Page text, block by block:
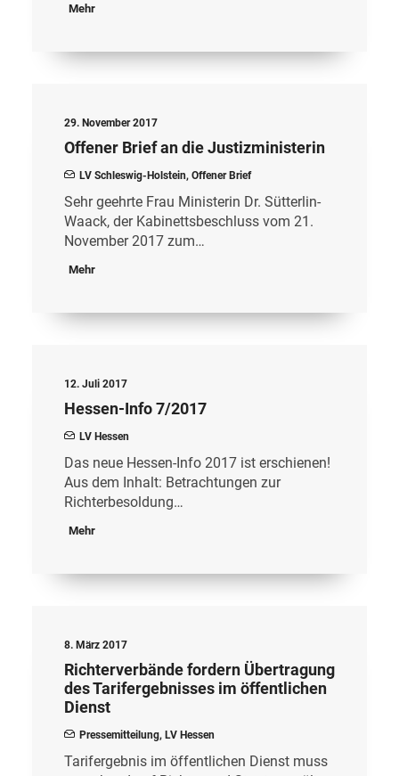
Mehr
29. November 2017
Offener Brief an die Justizministerin
LV Schleswig-Holstein, Offener Brief
Sehr geehrte Frau Ministerin Dr. Sütterlin-
Waack, der Kabinettsbeschluss vom 21.
November 2017 zum…
Mehr
12. Juli 2017
Hessen-Info 7/2017
LV Hessen
Das neue Hessen-Info 2017 ist erschienen!
Aus dem Inhalt: Betrachtungen zur
Richterbesoldung…
Mehr
8. März 2017
Richterverbände fordern Übertragung
des Tarifergebnisses im öffentlichen
Dienst
Pressemitteilung, LV Hessen
Tarifergebnis im öffentlichen Dienst muss